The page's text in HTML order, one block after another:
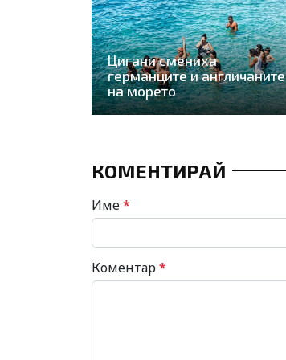
Цигани смениха
германците и англичаните
на морето
КОМЕНТИРАЙ
Име*
Коментар*